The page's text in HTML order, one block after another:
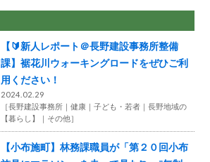
【🔰新人レポート＠長野建設事務所整備
課】裾花川ウォーキングロードをぜひご利
用ください！
2024.02.29
［長野建設事務所 健康 子ども・若者
長野地域の
【暮らし】
その他］
【小布施町】林務課職員が「第２０回小布